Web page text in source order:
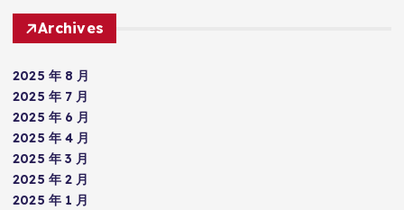
Archives
2025 年 8 月
2025 年 7 月
2025 年 6 月
2025 年 4 月
2025 年 3 月
2025 年 2 月
2025 年 1 月